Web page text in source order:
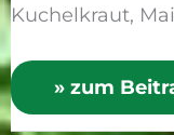
Kuchelkraut,
» zum